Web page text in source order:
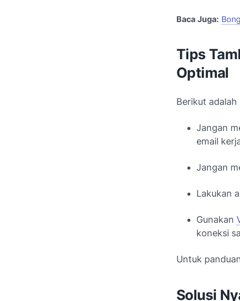
Baca Juga:
Tips
Optimal
Berikut
Jangan
email
Jangan
Lakukan
Gunakan
koneksi
Untuk
Solusi